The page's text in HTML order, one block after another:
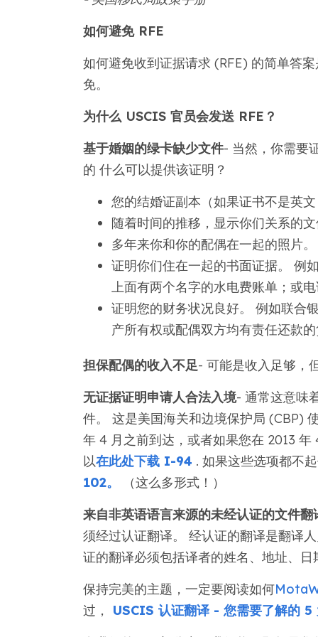
如何避免 RFE
如何避免收到证据请求 (RFE) 的简单答
免。
为什么 USCIS 官员会发送 RFE？
基于婚姻的绿卡缺少文件- 当然，你需要
的 什么可以提供该证明？
您的结婚证副本（如果证书不是英
随着时间的推移，显示你们关系的
多年来你和你的配偶在一起的照片。
证明你们住在一起的书面证据。 例
上面有两个名字的水电费账单；或
证明您的财务状况良好。 例如联合
产所有权或配偶双方均有责任还款
担保配偶的收入不足- 可能是收入足够，
无证据证明申请人合法入境- 通常这意味
件。 这是美国海关和边境保护局 (CBP)
年 4 月之前到达，或者如果您在 2013
以在此处下载 I-94 . 如果这些选项都不
102。
（这么多形式！）
来自非英语语言来源的未经认证的文件翻
须经过认证翻译。 经认证的翻译是翻译
证的翻译必须包括译者的姓名、地址、
保持完美的主题，一定要阅读如何
过，
USCIS 认证翻译 - 您需要了解的 5